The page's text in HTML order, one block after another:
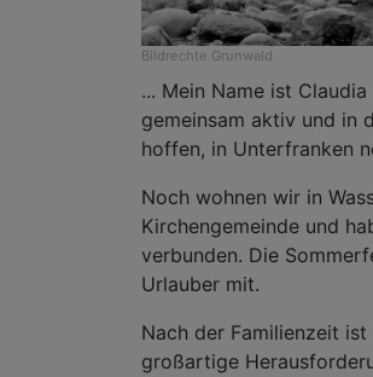
Bildrechte Grunwald
... Mein Name ist
gemeinsam aktiv und in
hoffen, in Unterfranken
Noch wohnen wir in
Kirchengemeinde und
verbunden. Die
Urlauber mit.
Nach der Familienzeit
großartige